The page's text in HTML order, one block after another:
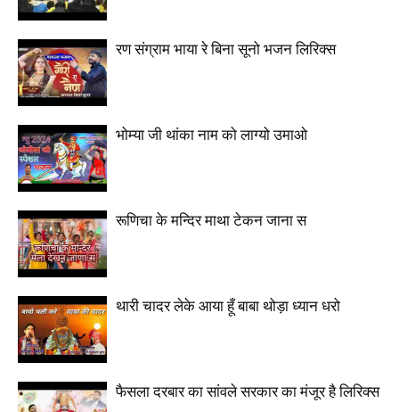
रण संग्राम भाया रे बिना सूनो भजन लिरिक्स
भोम्या जी थांका नाम को लाग्यो उमाओ
रूणिचा के मन्दिर माथा टेकन जाना स
थारी चादर लेके आया हूँ बाबा थोड़ा ध्यान धरो
फैसला दरबार का सांवले सरकार का मंजूर है लिरिक्स